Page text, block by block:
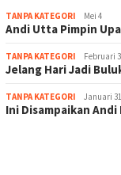
TANPA KATEGORI Mei 4
Andi Utta Pimpin
TANPA KATEGORI Februari 3
Jelang Hari Jadi
TANPA KATEGORI Januari 31
Ini Disampaikan